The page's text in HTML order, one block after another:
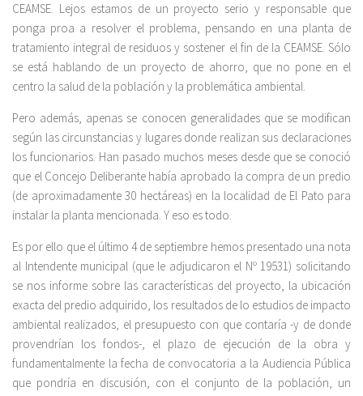
CEAMSE. Lejos estamos de un proyecto serio y responsable que
ponga proa a resolver el problema, pensando en una planta de
tratamiento integral de residuos y sostener el fin de la CEAMSE. Sólo
se está hablando de un proyecto de ahorro, que no pone en el
centro la salud de la población y la problemática ambiental.
Pero además, apenas se conocen generalidades que se modifican
según las circunstancias y lugares donde realizan sus declaraciones
los funcionarios. Han pasado muchos meses desde que se conoció
que el Concejo Deliberante había aprobado la compra de un predio
(de aproximadamente 30 hectáreas) en la localidad de El Pato para
instalar la planta mencionada. Y eso es todo.
Es por ello que el último 4 de septiembre hemos presentado una nota
al Intendente municipal (que le adjudicaron el Nº 19531) solicitando
se nos informe sobre las características del proyecto, la ubicación
exacta del predio adquirido, los resultados de lo estudios de impacto
ambiental realizados, el presupuesto con que contaría -y de donde
provendrían los fondos-, el plazo de ejecución de la obra y
fundamentalmente la fecha de convocatoria a la Audiencia Pública
que pondría en discusión, con el conjunto de la población, un